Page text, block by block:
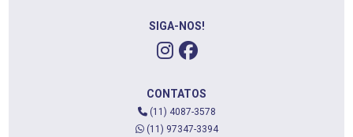
SIGA-NOS!
CONTATOS
(11) 4087-3578
(11) 97347-3394